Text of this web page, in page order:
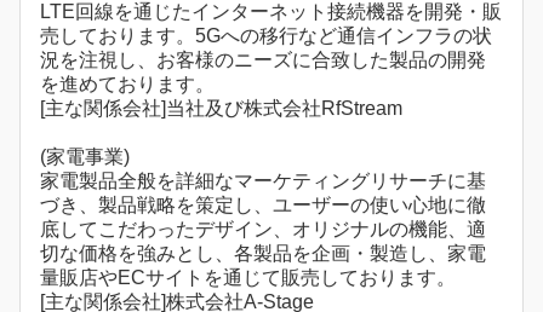
LTE回線を通じたインターネット接続機器を開発・販
売しております。5Gへの移行など通信インフラの状
況を注視し、お客様のニーズに合致した製品の開発
を進めております。
[主な関係会社]当社及び株式会社RfStream
(家電事業)
家電製品全般を詳細なマーケティングリサーチに基
づき、製品戦略を策定し、ユーザーの使い心地に徹
底してこだわったデザイン、オリジナルの機能、適
切な価格を強みとし、各製品を企画・製造し、家電
量販店やECサイトを通じて販売しております。
[主な関係会社]株式会社A-Stage